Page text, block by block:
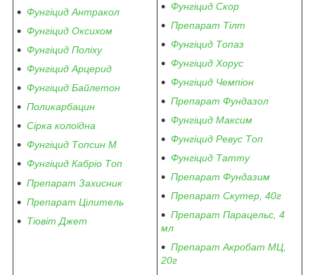
Фунгіцид Антракол
Фунгіцид Оксихом
Фунгіцид Поліху
Фунгіцид Арцерид
Фунгіцид Байлетон
Поликарбацин
Сірка колоїдна
Фунгіцид Топсин М
Фунгіцид Кабріо Топ
Препарат Захисник
Препарат Цілитель
Тіовіт Джет
Фунгіцид Скор
Препарат Тілт
Фунгіцид Топаз
Фунгіцид Хорус
Фунгіцид Чемпіон
Препарат Фундазол
Фунгіцид Максим
Фунгіцид Ревус Топ
Фунгіцид Татту
Препарат Фундазим
Препарат Скутер, 40г
Препарат Парацельс, 4
мл
Препарат Акробат МЦ,
20г